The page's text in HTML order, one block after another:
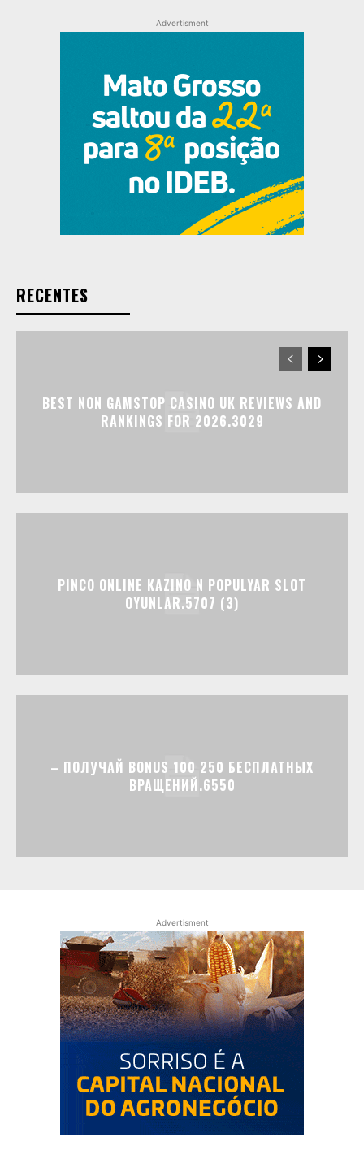
Advertisment
RECENTES
BEST NON GAMSTOP CASINO UK REVIEWS AND
RANKINGS FOR 2026.3029
PINCO ONLINE KAZINO N POPULYAR SLOT
OYUNLAR.5707 (3)
– ПОЛУЧАЙ BONUS 100 250 БЕСПЛАТНЫХ
ВРАЩЕНИЙ.6550
Advertisment